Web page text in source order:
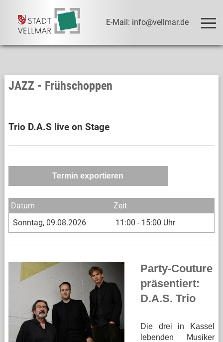
E-Mail: info@vellmar.de
JAZZ - Frühschoppen
Trio D.A.S live on Stage
Sonntag 09.08.2026 11:00 - 15:00 Uhr
Party-Couture
präsentiert:
D.A.S. Trio
Die drei in Kassel
lebenden Musiker